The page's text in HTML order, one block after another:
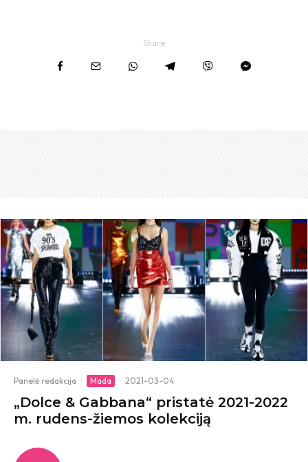
Share
Panelė redakcija · Mada · 2021-03-04
„Dolce & Gabbana“ pristatė 2021-2022
m. rudens-žiemos kolekciją